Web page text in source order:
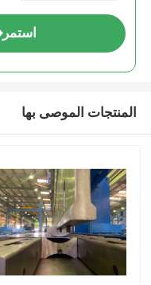
استمر
المنتجات الموصى بها